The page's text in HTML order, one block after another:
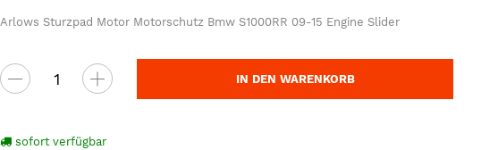
Arlows Sturzpad Motor Motorschutz Bmw S1000RR 09-15 Engine Slider
IN DEN WARENKORB
sofort verfügbar